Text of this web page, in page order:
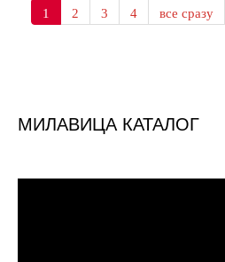
1 2 3 4 все сразу
МИЛАВИЦА КАТАЛОГ